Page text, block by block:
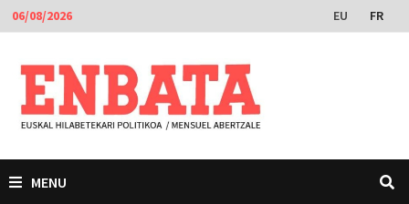
Passer
au
contenu
06/08/2026 EU FR
MENU